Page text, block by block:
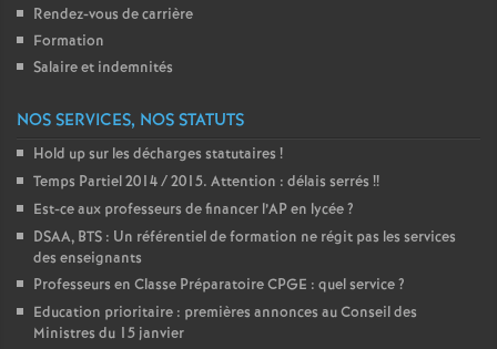
r
l
é
Rendez-vous de carrière
Formation
Salaire et indemnités
NOS SERVICES, NOS STATUTS
Hold up sur les décharges statutaires !
Temps Partiel 2014 / 2015. Attention : délais serrés !!
Est-ce aux professeurs de financer l’AP en lycée?
DSAA, BTS : Un référentiel de formation ne régit pas les services
des enseignants
Professeurs en Classe Préparatoire CPGE : quel service?
Education prioritaire : premières annonces au Conseil des
Ministres du 15 janvier